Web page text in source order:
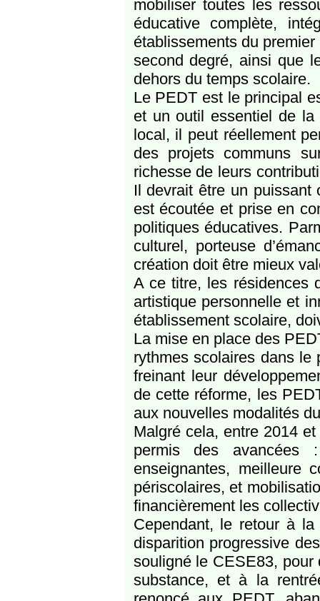
mobiliser toutes les
éducative complète,
établissements du premier
second degré, ainsi que
dehors du temps scolaire.
Le PEDT est le principal
et un outil essentiel de
local, il peut réellement
des projets communs
richesse de leurs
Il devrait être un puissant
est écoutée et prise en
politiques éducatives.
culturel, porteuse
création doit être mieux
A ce titre, les résidences
artistique personnelle et
établissement scolaire,
La mise en place des
rythmes scolaires dans le
freinant leur
de cette réforme, les
aux nouvelles modalités
Malgré cela, entre 2014
permis des avancées
enseignantes, meilleure
périscolaires, et
financièrement les
Cependant, le retour à
disparition progressive
souligné le CESE83,
substance, et à la